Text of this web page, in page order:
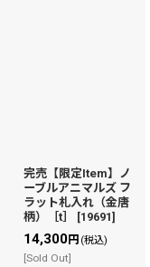
完売【限定Item】ノ
ーブルアニマルズ フ
ラット札入れ（金唐
柄）［t］
[19691]
14,300円 (税込)
[Sold Out]